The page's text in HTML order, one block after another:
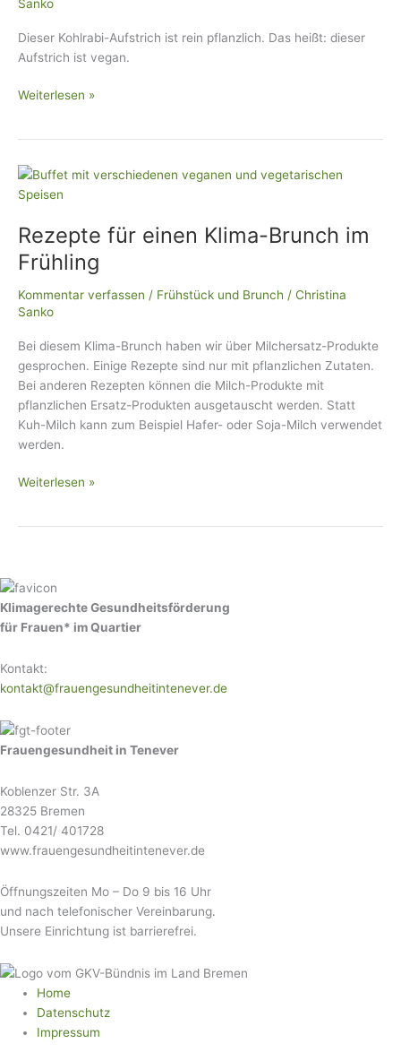
Sanko
Dieser Kohlrabi-Aufstrich ist rein pflanzlich. Das heißt: dieser
Aufstrich ist vegan.
Weiterlesen »
Rezepte für einen Klima-Brunch im
Frühling
Kommentar verfassen / Frühstück und Brunch / Christina
Sanko
Bei diesem Klima-Brunch haben wir über Milchersatz-Produkte
gesprochen. Einige Rezepte sind nur mit pflanzlichen Zutaten.
Bei anderen Rezepten können die Milch-Produkte mit
pflanzlichen Ersatz-Produkten ausgetauscht werden. Statt
Kuh-Milch kann zum Beispiel Hafer- oder Soja-Milch verwendet
werden.
Rezepte
für
Klima-
Brunch
im
Frühling
Weiterlesen »
Klimagerechte Gesundheitsförderung
für Frauen* im Quartier
Kontakt:
kontakt@frauengesundheitintenever.de
Frauengesundheit in Tenever
Koblenzer Str. 3A
28325 Bremen
Tel. 0421/ 401728
www.frauengesundheitintenever.de
Öffnungszeiten Mo – Do 9 bis 16 Uhr
und nach telefonischer Vereinbarung.
Unsere Einrichtung ist barrierefrei.
Home
Datenschutz
Impressum